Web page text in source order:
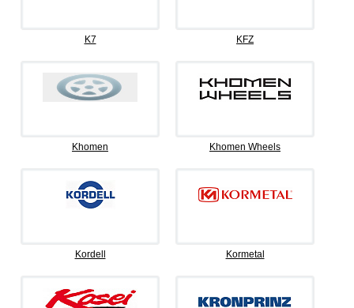
K7 KFZ
Khomen Khomen Wheels
Kordell Kormetal